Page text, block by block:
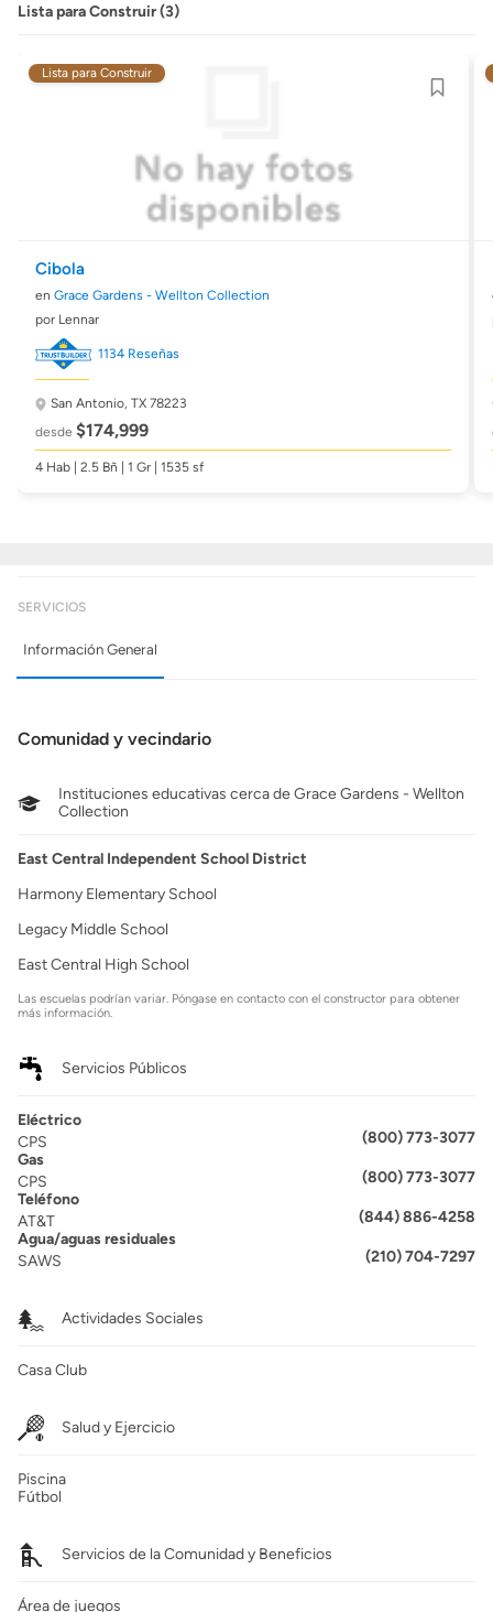
Lista para Construir (3)
Lista para Construir
Cibola
en Grace Gardens - Wellton Collection
por Lennar
1134 Reseñas
San Antonio, TX 78223
desde $174,999
4 Hab | 2.5 Bñ | 1 Gr | 1535 sf
SERVICIOS
Información General
Comunidad y vecindario
Instituciones educativas cerca de Grace Gardens - Wellton
Collection
East Central Independent School District
Harmony Elementary School
Legacy Middle School
East Central High School
Las escuelas podrían variar. Póngase en contacto con el constructor para obtener
más información.
Servicios Públicos
Eléctrico
CPS
(800) 773-3077
Gas
CPS
(800) 773-3077
Teléfono
AT&T
(844) 886-4258
Agua/aguas residuales
SAWS
(210) 704-7297
Actividades Sociales
Casa Club
Salud y Ejercicio
Piscina
Fútbol
Servicios de la Comunidad y Beneficios
Área de juegos